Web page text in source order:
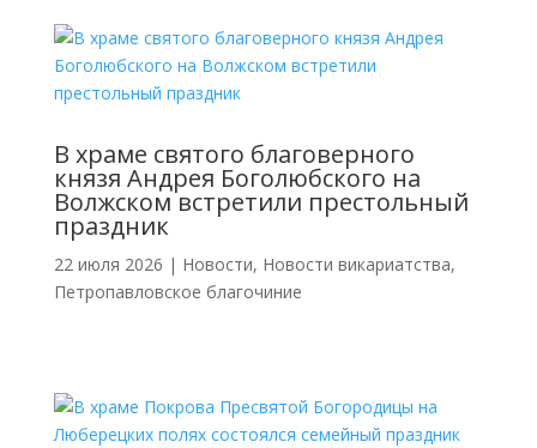
В храме святого благоверного
князя Андрея Боголюбского на
Волжском встретили престольный
праздник
22 июля 2026 | Новости, Новости викариатства,
Петропавловское благочиние